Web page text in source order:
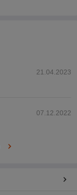
21.04.2023
07.12.2022